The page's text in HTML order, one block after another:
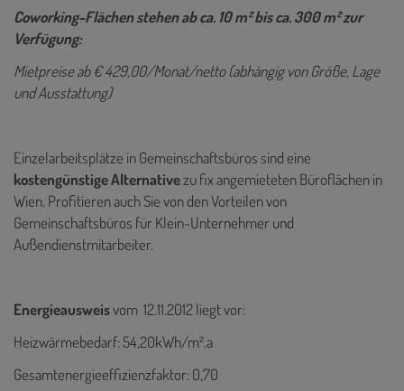
Coworking-Flächen stehen ab ca. 10 m² bis ca. 300 m² zur
Verfügung:
Mietpreise ab € 429,00/Monat/netto (abhängig von Größe, Lage
und Ausstattung)
Einzelarbeitsplätze in Gemeinschaftsbüros sind eine
kostengünstige Alternativezu fix angemieteten Büroflächen in
Wien. Profitieren auch Sie von den Vorteilen von
Gemeinschaftsbüros für Klein-Unternehmer und
Außendienstmitarbeiter.
Energieausweisvom 12.11.2012liegt vor:
Heizwärmebedarf: 54,20kWh/m².a
Gesamtenergieeffizienzfaktor: 0,70